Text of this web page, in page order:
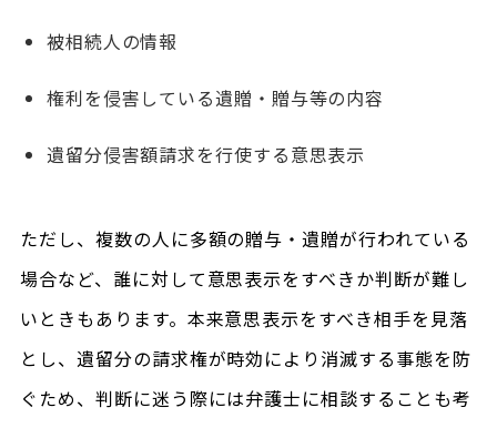
被相続人の情報
権利を侵害している遺贈・贈与等の内容
遺留分侵害額請求を行使する意思表示
ただし、複数の人に多額の贈与・遺贈が行われている
場合など、誰に対して意思表示をすべきか判断が難し
いときもあります。本来意思表示をすべき相手を見落
とし、遺留分の請求権が時効により消滅する事態を防
ぐため、判断に迷う際には弁護士に相談することも考